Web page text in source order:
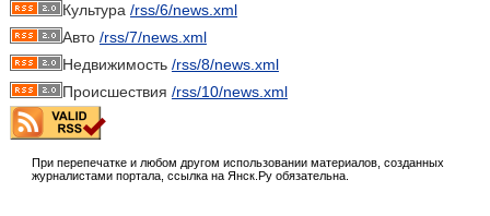
Культура /rss/6/news.xml
Авто /rss/7/news.xml
Недвижимость /rss/8/news.xml
Происшествия /rss/10/news.xml
При перепечатке и любом другом использовании материалов, созданных
журналистами портала, ссылка на Янск.Ру обязательна.